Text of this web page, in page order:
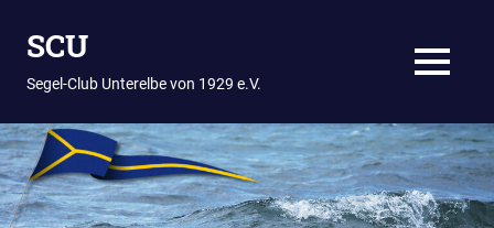
InhaltSCU
Segel-Club Unterelbe von 1929 e.V. MENÜ